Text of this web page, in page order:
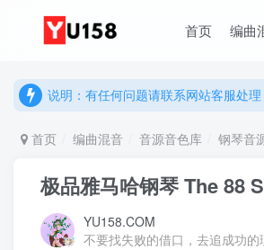
首页 编曲
说明：有任何问题请联系网站客服处
说明：有任何问题请联系网站客服处
首页 编曲混音 音源音色库 钢琴音
极品雅马哈钢琴 The 88
YU158.COM
不要找失败的借口，去追成功的